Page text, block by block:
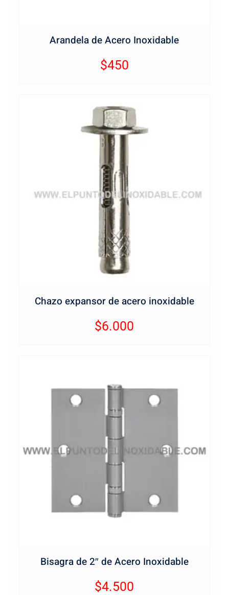
Arandela de Acero Inoxidable
$450
Chazo expansor de acero inoxidable
$6.000
Bisagra de 2″ de Acero Inoxidable
$4.500